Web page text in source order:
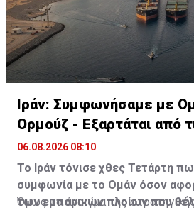
Ιράν: Συμφωνήσαμε με
Ορμούζ - Εξαρτάται από
ανοίξει
06.08.2026 08:10
Το Ιράν τόνισε χθες Τετάρτη
συμφωνία με το Ομάν όσον
των εμπορικών πλοίων που
Όμως το άνοιγμα της